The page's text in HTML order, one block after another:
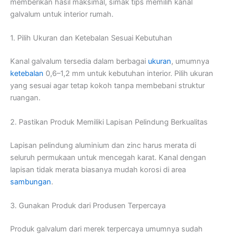
memberikan hasil maksimal, simak tips memilih kanal
galvalum untuk interior rumah.
1. Pilih Ukuran dan Ketebalan Sesuai Kebutuhan
Kanal galvalum tersedia dalam berbagai ukuran, umumnya
ketebalan 0,6–1,2 mm untuk kebutuhan interior. Pilih ukuran
yang sesuai agar tetap kokoh tanpa membebani struktur
ruangan.
2. Pastikan Produk Memiliki Lapisan Pelindung Berkualitas
Lapisan pelindung aluminium dan zinc harus merata di
seluruh permukaan untuk mencegah karat. Kanal dengan
lapisan tidak merata biasanya mudah korosi di area
sambungan.
3. Gunakan Produk dari Produsen Terpercaya
Produk galvalum dari merek terpercaya umumnya sudah